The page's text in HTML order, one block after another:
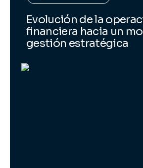
Evolución de la
financiera hacia un
gestión estratégica